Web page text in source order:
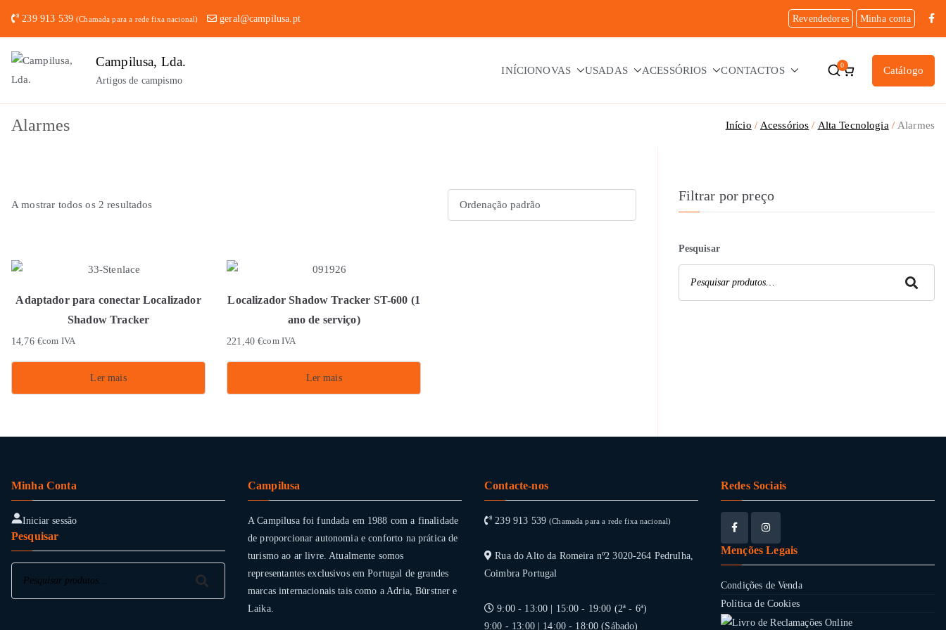
conteúdo
239 913 539(Chamada para a rede fixa nacional) geral@campilusa.pt Revendedores Minha conta
Campilusa, Lda.
Artigos de campismo
INÍCIONOVAS USADAS ACESSÓRIOS CONTACTOS 0 Catálogo
Alarmes Início Acessórios Alta Tecnologia Alarmes
A mostrar todos os 2 resultados
Adaptador para conectar Localizador
Shadow Tracker
14,76 €com IVA
Ler mais
Localizador Shadow Tracker ST-600 (1
ano de serviço)
221,40€com IVA
Ler mais
Filtrar por preço
Pesquisar
Pesquisar
Minha Conta
Iniciar sessão
Pesquisar
Pesquisar
Campilusa
A Campilusa foi fundada em 1988 com a finalidade
de proporcionar autonomia e conforto na prática de
turismo ao ar livre. Atualmente somos
representantes exclusivos em Portugal de grandes
marcas internacionais tais como a Adria, Bürstner e
Laika.
Contacte-nos
239 913 539(Chamada para a rede fixa nacional)
Rua do Alto da Romeira nº2 3020-264 Pedrulha,
Coimbra Portugal
9:00 - 13:00 | 15:00 - 19:00 (2ª - 6ª)
9:00 - 13:00 | 14:00 - 18:00 (Sábado)
Redes Sociais
Menções Legais
Condições de Venda
Política de Cookies